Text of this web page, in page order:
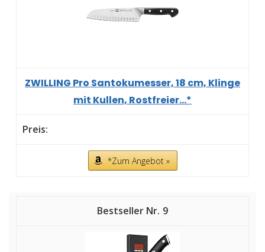
ZWILLING Pro Santokumesser, 18 cm, Klinge
mit Kullen, Rostfreier...*
*Zum Angebot »
9